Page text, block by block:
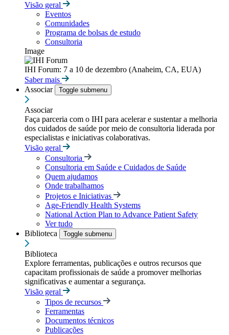
Visão geral
Eventos
Comunidades
Programa de bolsas de estudo
Consultoria
Image
IHI Forum: 7 a 10 de dezembro (Anaheim, CA, EUA)
Saber mais
Associar
Toggle submenu
Associar
Faça parceria com o IHI para acelerar e sustentar a melhoria
dos cuidados de saúde por meio de consultoria liderada por
especialistas e iniciativas colaborativas.
Visão geral
Consultoria
Consultoria em Saúde e Cuidados de Saúde
Quem ajudamos
Onde trabalhamos
Projetos e Iniciativas
Age-Friendly Health Systems
National Action Plan to Advance Patient Safety
Ver tudo
Biblioteca
Toggle submenu
Biblioteca
Explore ferramentas, publicações e outros recursos que
capacitam profissionais de saúde a promover melhorias
significativas e aumentar a segurança.
Visão geral
Tipos de recursos
Ferramentas
Documentos técnicos
Publicações